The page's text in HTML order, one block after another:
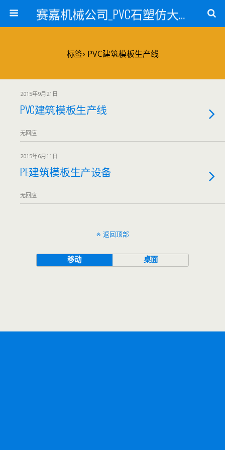
赛嘉机械公司_PVC石塑仿大理石线条生产线_PVC仿大理石板材生产设备_PVC门窗型材生产设备_PVC扣板设备_PVC/WPC发泡板材生产线_PVC波浪瓦生产设备_地毯覆膜TPR TPE设备_TPR鞋边条生产设备_PVC封边条卡条生产设备_PVC造料设备_PVC PE PP管材生产线_混合机
标签› PVC建筑模板生产线
2015年9月21日
PVC建筑模板生产线
无回应
2015年6月11日
PE建筑模板生产设备
无回应
返回顶部
移动 桌面